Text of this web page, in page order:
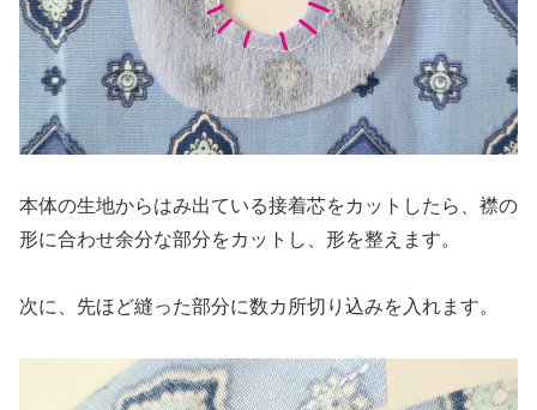
本体の生地からはみ出ている接着芯をカットしたら、襟の
形に合わせ余分な部分をカットし、形を整えます。
次に、先ほど縫った部分に数カ所切り込みを入れます。